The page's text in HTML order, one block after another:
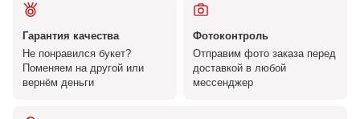
Гарантия качества
Не понравился букет?
Поменяем на другой или
вернём деньги
Фотоконтроль
Отправим фото заказа перед
доставкой в любой
мессенджер